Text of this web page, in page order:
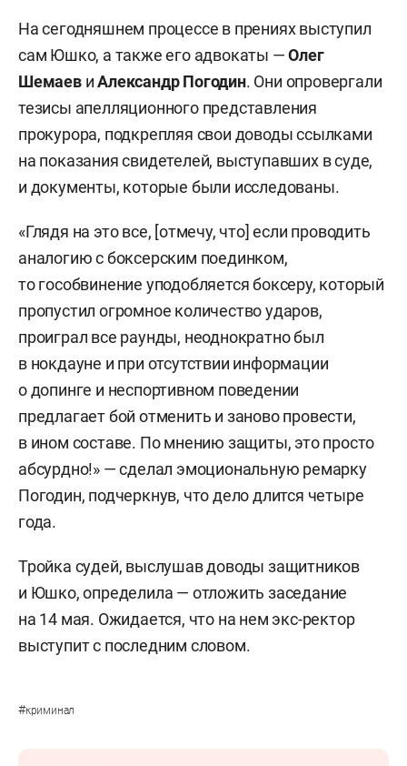
На сегодняшнем процессе в прениях выступил
сам Юшко, а также его адвокаты —Олег
ШемаевиАлександр Погодин. Они опровергали
тезисы апелляционного представления
прокурора, подкрепляя свои доводы ссылками
на показания свидетелей, выступавших в суде,
и документы, которые были исследованы.
«Глядя на это все, [отмечу, что] если проводить
аналогию с боксерским поединком,
то гособвинение уподобляется боксеру, который
пропустил огромное количество ударов,
проиграл все раунды, неоднократно был
в нокдауне и при отсутствии информации
о допинге и неспортивном поведении
предлагает бой отменить и заново провести,
в ином составе. По мнению защиты, это просто
абсурдно!» — сделал эмоциональную ремарку
Погодин, подчеркнув, что дело длится четыре
года.
Тройка судей, выслушав доводы защитников
и Юшко, определила — отложить заседание
на 14 мая. Ожидается, что на нем экс-ректор
выступит с последним словом.
#криминал